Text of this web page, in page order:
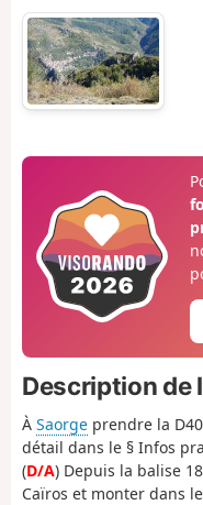
Description de
À Saorge prendre la
détail dans le § Infos
(D/A) Depuis la balise
Caïros et monter dans